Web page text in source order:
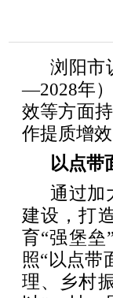
浏阳市
—2028年
效等方面
作提质增效
以点带
通过加
建设，打
育“强堡
照“以点带
理、乡村